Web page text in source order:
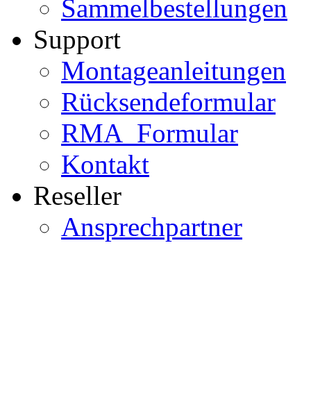
Sammelbestellungen
Support
Montageanleitungen
Rücksendeformular
RMA_Formular
Kontakt
Reseller
Ansprechpartner